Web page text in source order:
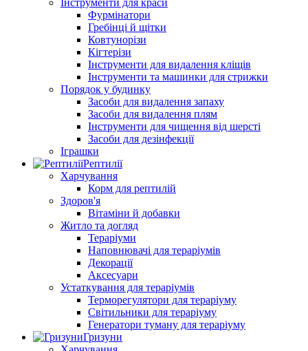
Інструменти для краси
Фурмінатори
Гребінці й щітки
Ковтунорізи
Кігтерізи
Інструменти для видалення кліщів
Інструменти та машинки для стрижки
Порядок у будинку
Засоби для видалення запаху
Засоби для видалення плям
Інструменти для чищення від шерсті
Засоби для дезінфекції
Іграшки
Рептилії
Харчування
Корм для рептилій
Здоров'я
Вітаміни й добавки
Житло та догляд
Тераріуми
Наповнювачі для тераріумів
Декорації
Аксесуари
Устаткування для тераріумів
Терморегулятори для тераріуму
Світильники для тераріуму
Генератори туману для тераріуму
Гризуни